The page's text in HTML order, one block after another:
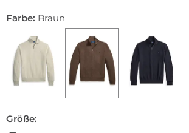
Farbe: Braun
Größe: